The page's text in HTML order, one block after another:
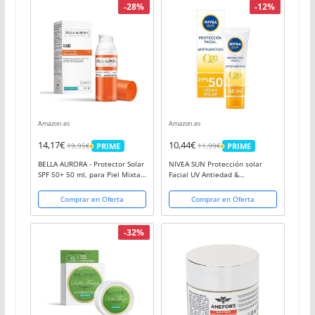
-28%
Amazon.es
14,17€19,95€ PRIME
PRIME
BELLA AURORA - Protector Solar
SPF 50+ 50 ml, para Piel Mixta-
Antimanchas, Crema Protectora
Solar, Bloqueador Solar,
Absorción...
Comprar en Oferta
-12%
Amazon.es
10,44€ 11,99€ PRIME
PRIME
NIVEA SUN Protección solar
Facial UV Antiedad &
residuos, crema hidratante con
Q10
Comprar en Oferta
-32%